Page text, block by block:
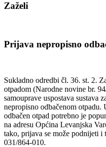
Zaželi
Prijava nepropisno
Sukladno odredbi čl. 36. st. 2.
otpadom (Narodne novine br.
samouprave uspostava sustava
nepropisno odbačenom
odbačen otpad potrebno je
na adresu Općina Levanjska
tako, prijava se može podnijeti i
031/864-010.